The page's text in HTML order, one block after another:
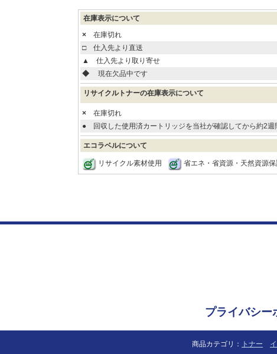
在庫表示について
× 在庫切れ
□仕入先より直送
▲
仕入先より取り寄せ
◆
現在欠品中です
リサイクルトナーの在庫表示について
× 在庫切れ
● 回収した使用済カートリッジを当社が確認してから約2週
エコラベルについて
リサイクル素材使用 省エネ・省資源・天然資源
プライバシー
商品カテゴリ： トナー